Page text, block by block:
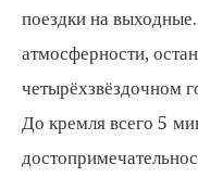
поездки на
атмосферности,
четырёхзвёздочном
До кремля всего 5